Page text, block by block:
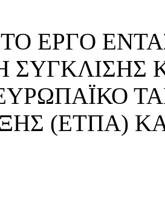
ΕΡΓΟ
ΣΥΓΚΛΙΣΗΣ
(ΕΤΠΑ)